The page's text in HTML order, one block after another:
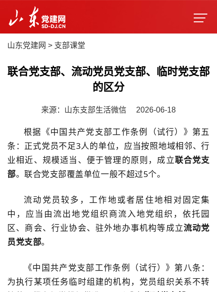
山东党建网 > 支部课堂
联合党支部、流动党员党支部、临时党支部
的区分
来源：山东支部生活微信 2026-06-18
根据《中国共产党支部工作条例（试行）》第五
条：正式党员不足3人的单位，应当按照地域相邻、行
业相近、规模适当、便于管理的原则，成立联合党支
部。联合党支部覆盖单位一般不超过5个。
流动党员较多，工作地或者居住地相对固定集
中，应当由流出地党组织商流入地党组织，依托园
区、商会、行业协会、驻外地办事机构等成立流动党
员党支部。
《中国共产党支部工作条例（试行）》第八条：
为执行某项任务临时组建的机构，党员组织关系不转